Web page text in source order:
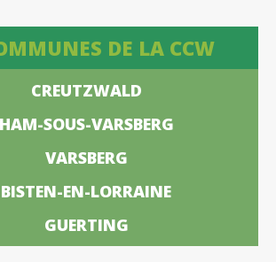
DE LA CCW
CREUTZWALD
HAM-SOUS-VARSBERG
VARSBERG
BISTEN-EN-LORRAINE
GUERTING